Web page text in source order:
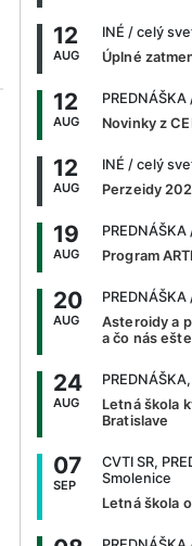
12
AUG
INÉ / celý
Úplné
12
AUG
PREDNÁŠKA
Novinky z
12
AUG
INÉ / celý
Perzeidy
19
AUG
PREDNÁŠKA
Program
20
AUG
PREDNÁŠKA
Asteroidy a
a čo nás
24
AUG
Letná škola
Bratislave
07
SEP
CVTI SR,
Smolenice
Letná škola